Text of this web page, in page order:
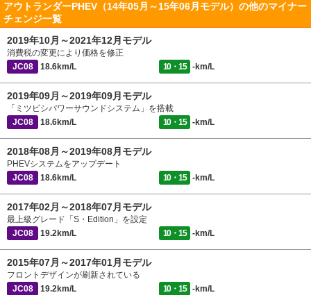
アウトランダーPHEV（14年05月～15年06月モデル）の他のマイナー
チェンジ一覧
2019年10月～2021年12月モデル
消費税の変更により価格を修正
JC08
18.6km/L 10・15 -km/L
2019年09月～2019年09月モデル
「ミツビシパワーサウンドシステム」を搭載
JC08
18.6km/L 10・15 -km/L
2018年08月～2019年08月モデル
PHEVシステムをアップデート
JC08
18.6km/L 10・15 -km/L
2017年02月～2018年07月モデル
最上級グレード「S・Edition」を設定
JC08
19.2km/L 10・15 -km/L
2015年07月～2017年01月モデル
フロントデザインが刷新されている
JC08
19.2km/L 10・15 -km/L